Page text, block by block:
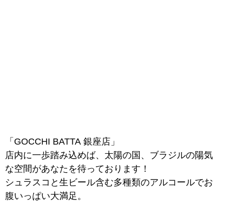
「GOCCHI BATTA 銀座店」
店内に一歩踏み込めば、太陽の国、ブラジルの陽気
な空間があなたを待っております！
シュラスコと生ビール含む多種類のアルコールでお
腹いっぱい大満足。